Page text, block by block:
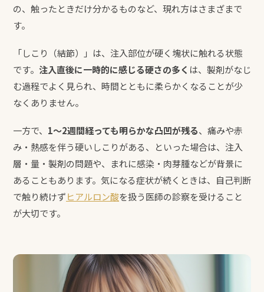
の、触ったときだけ分かるものなど、現れ方はさまざまで
す。
「しこり（結節）」は、注入部位が硬く塊状に触れる状態
です。 注入直後に一時的に感じる硬さの多く は、製剤がなじ
む過程でよく見られ、時間とともに柔らかくなることが少
なくありません。
一方で、 1〜2週間経っても明らかな凸凹が残る、痛みや赤
み・熱感を伴う硬いしこりがある、といった場合は、注入
層・量・製剤の問題や、まれに感染・肉芽腫などが背景に
あることもあります。気になる症状が続くときは、自己判断
で触り続けずヒアルロン酸を扱う医師の診察を受けること
が大切です。